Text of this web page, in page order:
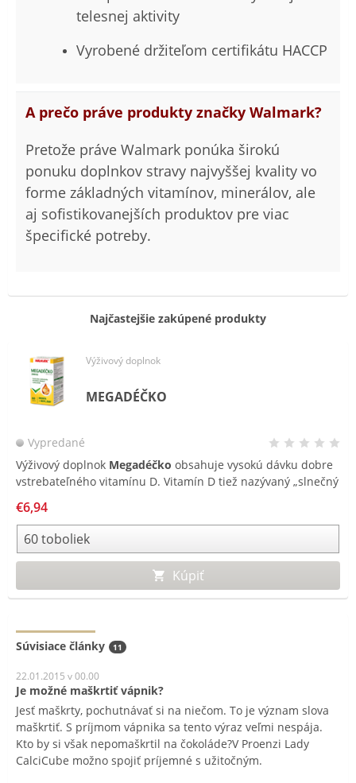
telesnej aktivity
Vyrobené držiteľom certifikátu HACCP
A prečo práve produkty značky Walmark?
Pretože práve Walmark ponúka širokú
ponuku doplnkov stravy najvyššej kvality vo
forme základných vitamínov, minerálov, ale
aj sofistikovanejších produktov pre viac
špecifické potreby.
Najčastejšie zakúpené produkty
Výživový doplnok
MEGADÉČKO
Vypredané
Výživový doplnok Megadéčko obsahuje vysokú dávku dobre
vstrebateľného vitamínu D. Vitamín D tiež nazývaný „slnečný
podporuje tiež zdravé kosti a zuby.
€6,94
Kúpiť
Súvisiace články 11
22.01.2015 v 00.00
Je možné maškrtiť vápnik?
Jesť maškrty, pochutnávať si na niečom. To je význam slova
maškrtiť. S príjmom vápnika sa tento výraz veľmi nespája.
Kto by si však nepomaškrtil na čokoláde?V Proenzi Lady
CalciCube možno spojiť príjemné s užitočným.